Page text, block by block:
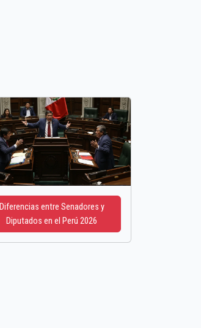
Diferencias entre Senadores y
Diputados en el Perú 2026